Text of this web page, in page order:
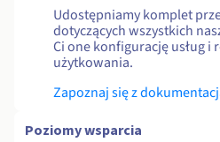
Udostępniamy komplet
dotyczących wszystkich
Ci one konfigurację usług i
użytkowania.
Zapoznaj się z
Poziomy wsparcia